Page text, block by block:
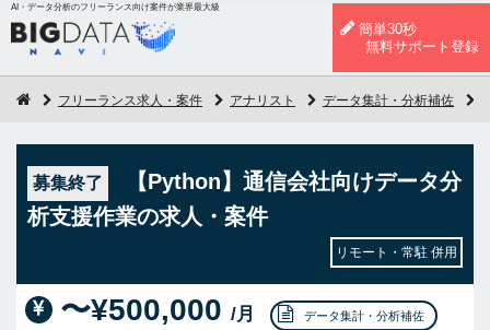
AI・データ分析のフリーランス向け案件が業界最大級
簡単30秒
無料サポート登録
フリーランス求人・案件 アナリスト データ集計・分析補佐
募集終了
【Python】通信会社向けデータ分
析支援作業の求人・案件
リモート・常駐 併用
〜¥500,000 /月 データ集計・分析補佐